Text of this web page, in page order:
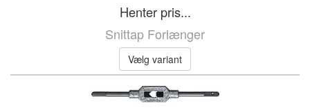
Henter pris...
Snittap Forlænger
Vælg variant